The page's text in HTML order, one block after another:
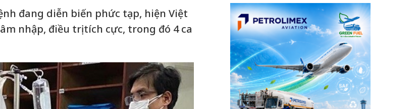
đang diễn biến phức tạp, hiện Việt
nhập, điều trị tích cực, trong đó 4 ca